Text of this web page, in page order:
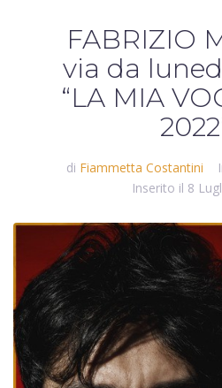
FABRIZIO
via da
“LA MIA
di Fiammetta Costantini
Inserito il 8